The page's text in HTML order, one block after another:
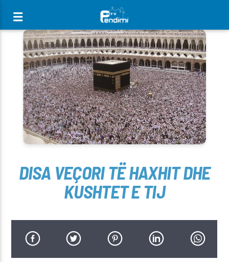
[There are no radio stations in the database]
DISA VEÇORI TË HAXHIT DHE
KUSHTET E TIJ